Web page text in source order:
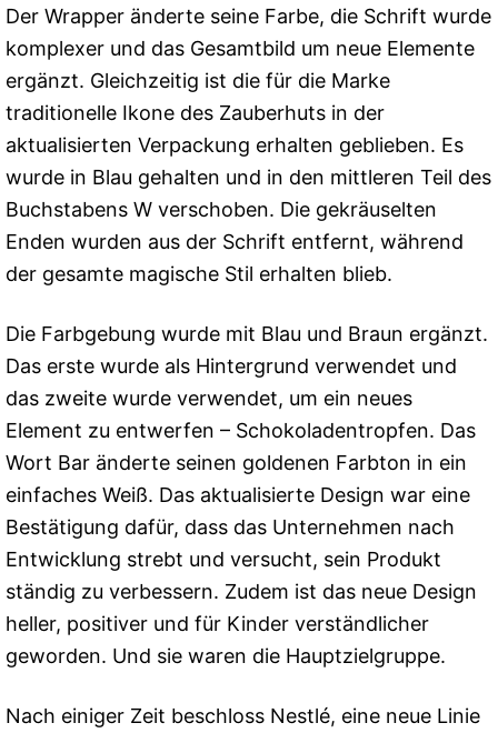
Der Wrapper änderte seine Farbe, die Schrift wurde
komplexer und das Gesamtbild um neue Elemente
ergänzt. Gleichzeitig ist die für die Marke
traditionelle Ikone des Zauberhuts in der
aktualisierten Verpackung erhalten geblieben. Es
wurde in Blau gehalten und in den mittleren Teil des
Buchstabens W verschoben. Die gekräuselten
Enden wurden aus der Schrift entfernt, während
der gesamte magische Stil erhalten blieb.
Die Farbgebung wurde mit Blau und Braun ergänzt.
Das erste wurde als Hintergrund verwendet und
das zweite wurde verwendet, um ein neues
Element zu entwerfen – Schokoladentropfen. Das
Wort Bar änderte seinen goldenen Farbton in ein
einfaches Weiß. Das aktualisierte Design war eine
Bestätigung dafür, dass das Unternehmen nach
Entwicklung strebt und versucht, sein Produkt
ständig zu verbessern. Zudem ist das neue Design
heller, positiver und für Kinder verständlicher
geworden. Und sie waren die Hauptzielgruppe.
Nach einiger Zeit beschloss Nestlé, eine neue Linie